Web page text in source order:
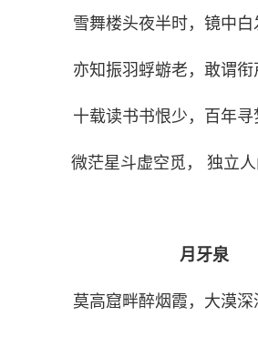
雪舞楼头夜半时，镜中白
亦知振羽蜉蝣老，敢谓衔
十载读书书恨少，百年寻
微茫星斗虚空觅， 独立人
月牙泉
莫高窟畔醉烟霞，大漠深